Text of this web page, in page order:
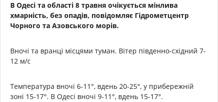
В Одесі та області 8 травня очікується мінлива
хмарність, без опадів, повідомляє Гідрометцентр
Чорного та Азовського морів.
Вночі та вранці місцями туман. Вітер південно-східний 7-
12 м/с
Температура вночі 6-11°, вдень 20-25°, у прибережній
зоні 15-17°. В Одесі вночі 9-11°, вдень 15-17°.